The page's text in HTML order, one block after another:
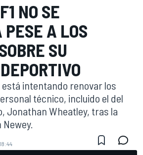
NO SE
PESE A LOS
SU
está intentando renovar los
técnico, incluido el del
Jonathan Wheatley, tras la